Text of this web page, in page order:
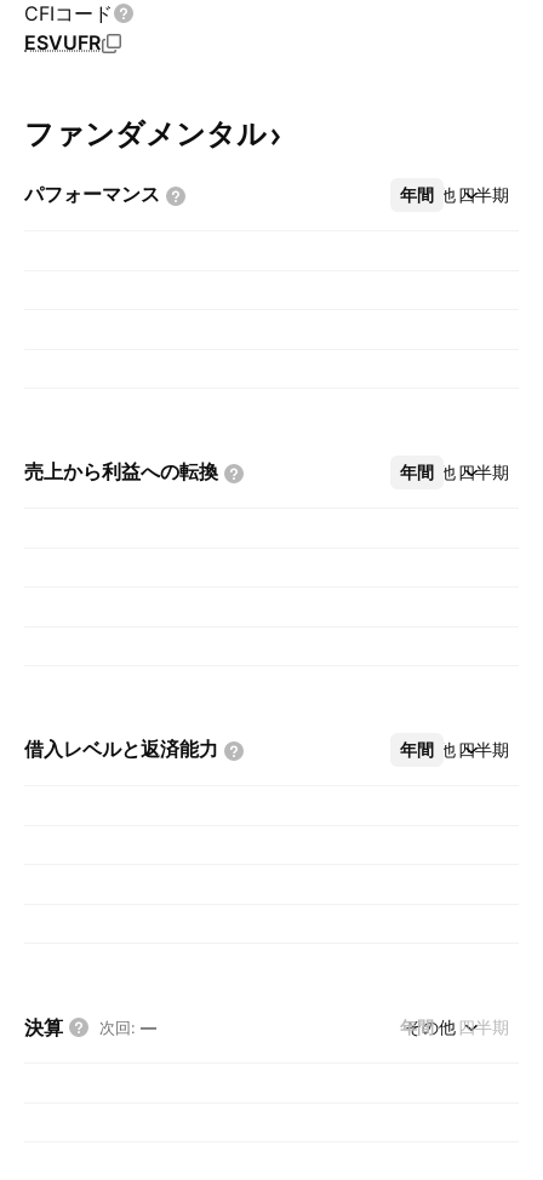
CFIコード
ESVUFR
ファンダメンタル
パフォーマンス 年間 四半期
その他
売上から利益への転換 年間 四半期
その他
借入レベルと返済能力 年間 四半期
その他
決算 次回: — 年間 四半期
その他